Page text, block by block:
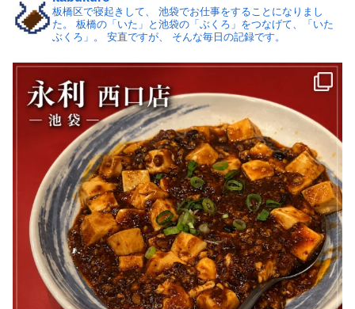
板橋区で寝起きして、
池袋でお仕事をすることになりまし
た。
板橋の「いた」と池袋の「ぶくろ」をつなげて、「いた
ぶくろ」。
安直ですが、 そんな毎日の記録です。